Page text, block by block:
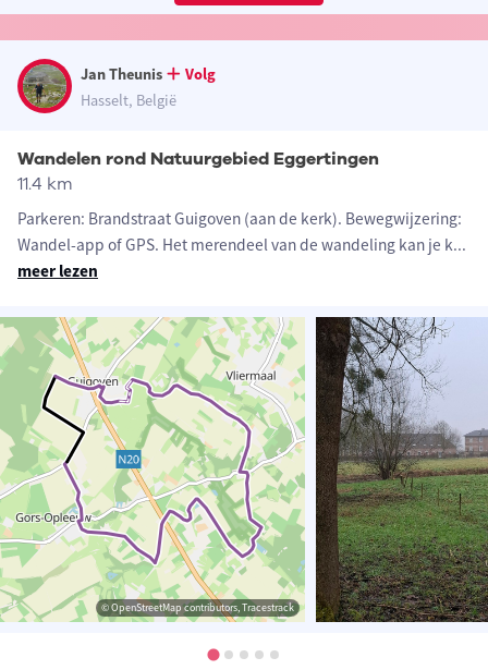
Jan Theunis
Volg
Hasselt, België
Wandelen rond Natuurgebied Eggertingen
11.4 km
Parkeren: Brandstraat Guigoven (aan de kerk). Bewegwijzering:
Wandel-app of GPS. Het merendeel van de wandeling kan je k...
meer lezen
© OpenStreetMap contributors, Tracestrack